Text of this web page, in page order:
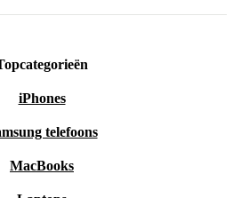
iPhones
telefoons
MacBooks